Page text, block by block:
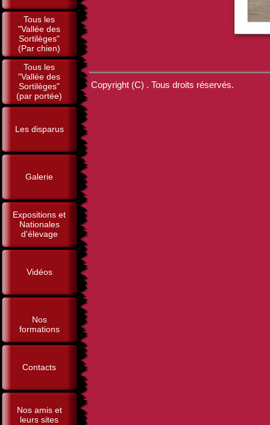
Tous les
"Vallée des
Sortilèges"
(Par chien)
Tous les
"Vallée des
Sortilèges"
(par portée)
Les disparus
Galerie
Expositions et
Nationales
d'élevage
Vidéos
Nos
formations
Contacts
Nos amis et
leurs sites
Copyright (C) . Tous droits réservés.